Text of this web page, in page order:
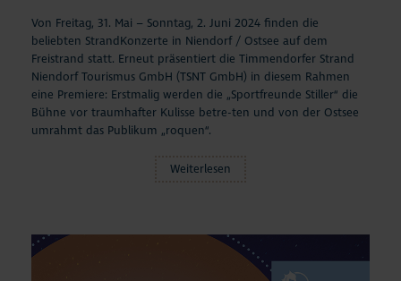
Von Freitag, 31. Mai – Sonntag, 2. Juni 2024 finden die
beliebten StrandKonzerte in Niendorf / Ostsee auf dem
Freistrand statt. Erneut präsentiert die Timmendorfer Strand
Niendorf Tourismus GmbH (TSNT GmbH) in diesem Rahmen
eine Premiere: Erstmalig werden die „Sportfreunde Stiller“ die
Bühne vor traumhafter Kulisse betre-ten und von der Ostsee
umrahmt das Publikum „roquen“.
Weiterlesen